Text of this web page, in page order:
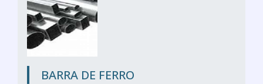
BARRA DE FERRO